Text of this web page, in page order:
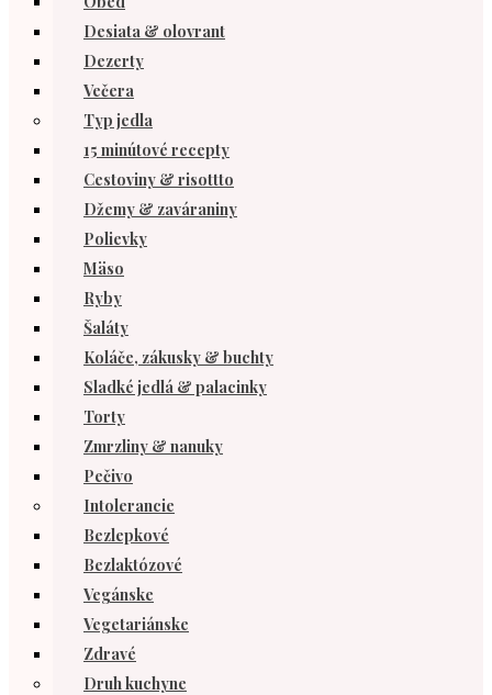
Desiata & olovrant
Dezerty
Večera
Typ jedla
15 minútové recepty
Cestoviny & risottto
Džemy & zaváraniny
Polievky
Mäso
Ryby
Šaláty
Koláče, zákusky & buchty
Sladké jedlá & palacinky
Torty
Zmrzliny & nanuky
Pečivo
Intolerancie
Bezlepkové
Bezlaktózové
Vegánske
Vegetariánske
Zdravé
Druh kuchyne